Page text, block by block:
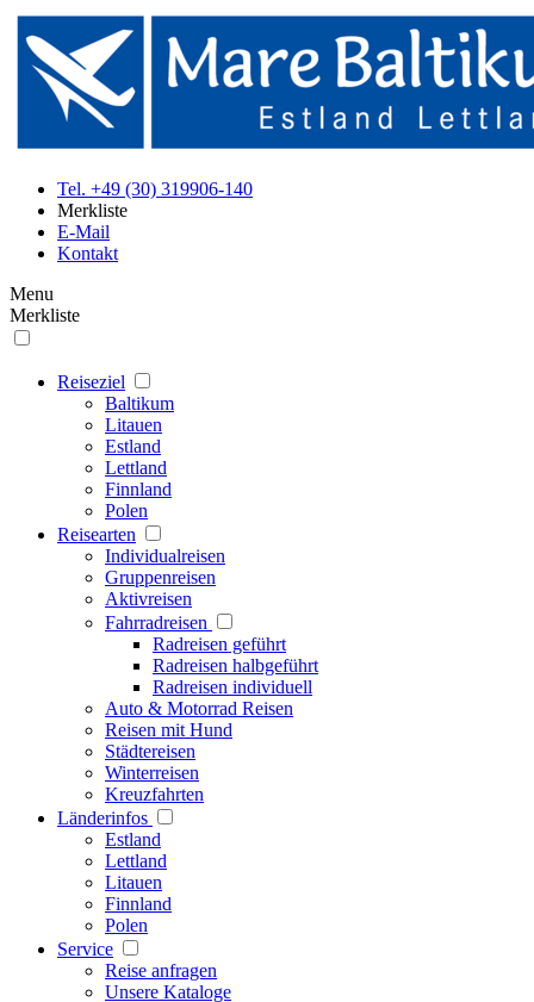
Tel. +49 (30) 319906-140
Merkliste
E-Mail
Kontakt
Menu
Merkliste
Reiseziel
Baltikum
Litauen
Estland
Lettland
Finnland
Polen
Reisearten
Individualreisen
Gruppenreisen
Aktivreisen
Fahrradreisen
Radreisen geführt
Radreisen halbgeführt
Radreisen individuell
Auto & Motorrad Reisen
Reisen mit Hund
Städtereisen
Winterreisen
Kreuzfahrten
Länderinfos
Estland
Lettland
Litauen
Finnland
Polen
Service
Reise anfragen
Unsere Kataloge